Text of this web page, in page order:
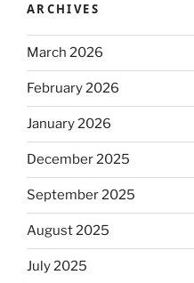
ARCHIVES
March 2026
February 2026
January 2026
December 2025
September 2025
August 2025
July 2025